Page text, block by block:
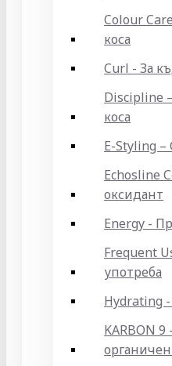
Colour
коса
Curl - За
Discipline
коса
E-Styling
Echosline
оксидант
Energy -
Frequent
употреба
Hydrating -
KARBON 9